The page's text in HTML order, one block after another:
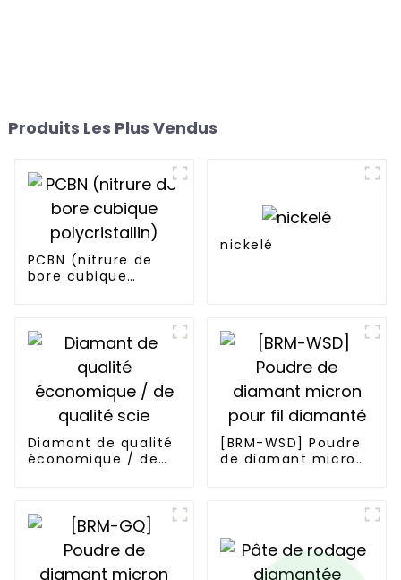
Produits Les Plus Vendus
PCBN (nitrure de
bore cubique
nickelé
Diamant de qualité
économique / de
[BRM-WSD] Poudre
de diamant micron